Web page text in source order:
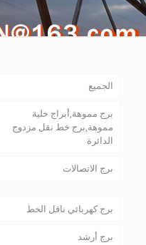
الجميع
برج مموهة,أبراج خلية
مموهة,برج خط نقل مزدوج
الدائرة
برج الاتصالات
برج كهربائي ناقل الخط
برج أرشد